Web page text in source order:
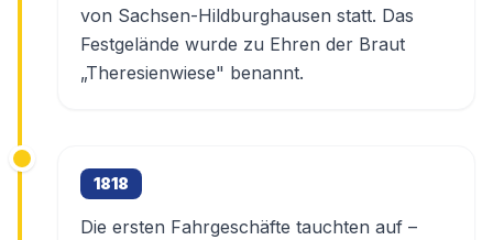
von Sachsen-Hildburghausen statt. Das
Festgelände wurde zu Ehren der Braut
„Theresienwiese" benannt.
1818
Die ersten Fahrgeschäfte tauchten auf –